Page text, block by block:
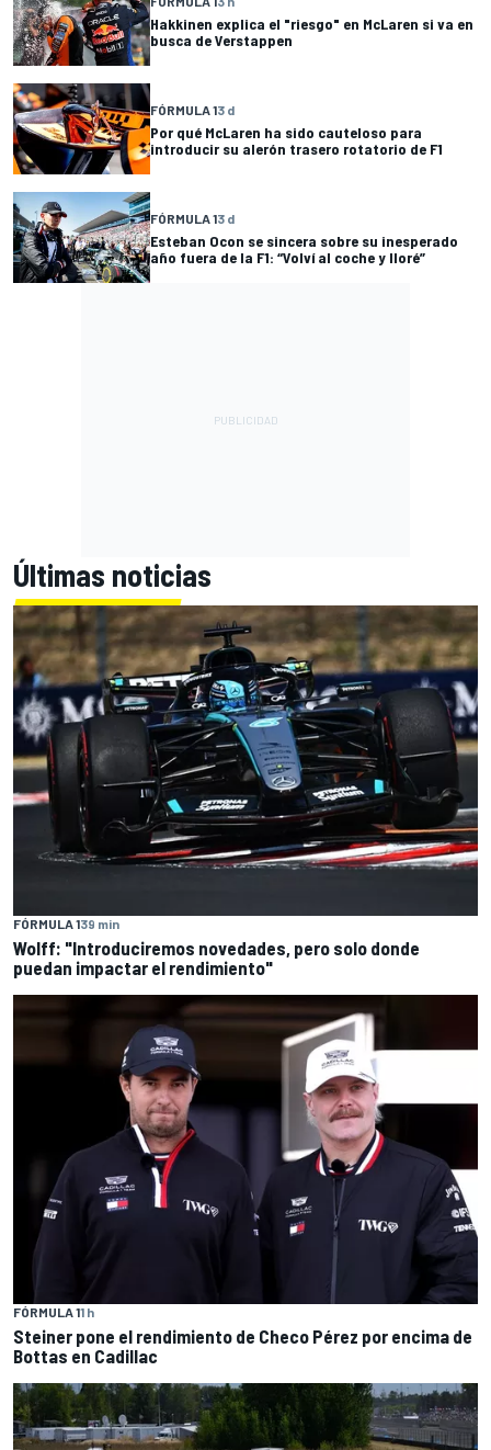
Hakkinen explica el "riesgo" en McLaren si va en
busca de Verstappen
FÓRMULA 13 d
Por qué McLaren ha sido cauteloso para
introducir su alerón trasero rotatorio de F1
FÓRMULA 13 d
Esteban Ocon se sincera sobre su inesperado
año fuera de la F1: “Volví al coche y lloré”
Últimas noticias
FÓRMULA 139 min
Wolff: "Introduciremos novedades, pero solo donde
puedan impactar el rendimiento"
FÓRMULA 11 h
Steiner pone el rendimiento de Checo Pérez por encima de
Bottas en Cadillac